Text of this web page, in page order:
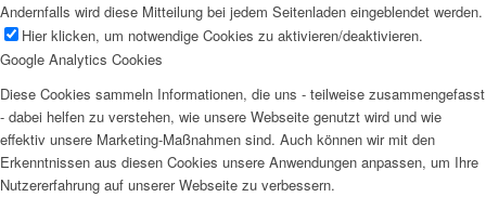
Andernfalls wird diese Mitteilung bei jedem Seitenladen eingeblendet werden.
Hier klicken, um notwendige Cookies zu aktivieren/deaktivieren.
Google Analytics Cookies
Diese Cookies sammeln Informationen, die uns - teilweise zusammengefasst
- dabei helfen zu verstehen, wie unsere Webseite genutzt wird und wie
effektiv unsere Marketing-Maßnahmen sind. Auch können wir mit den
Erkenntnissen aus diesen Cookies unsere Anwendungen anpassen, um Ihre
Nutzererfahrung auf unserer Webseite zu verbessern.